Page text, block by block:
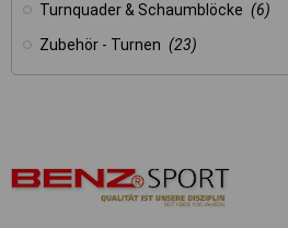
Turnquader & Schaumblöcke (6)
Zubehör - Turnen (23)